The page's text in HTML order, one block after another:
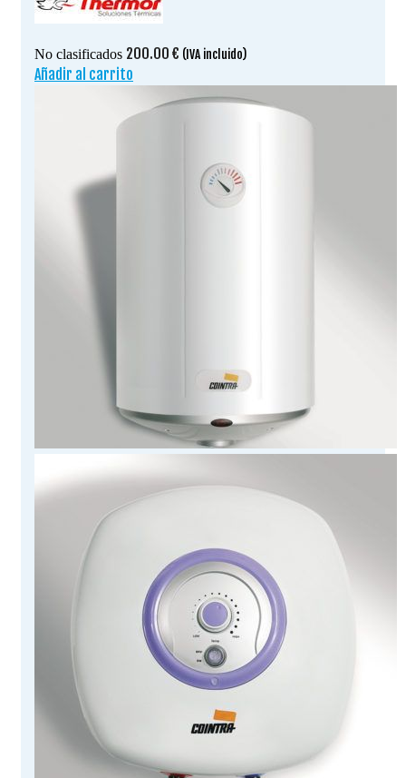
No clasificados 200.00 € (IVA incluido)
Añadir al carrito